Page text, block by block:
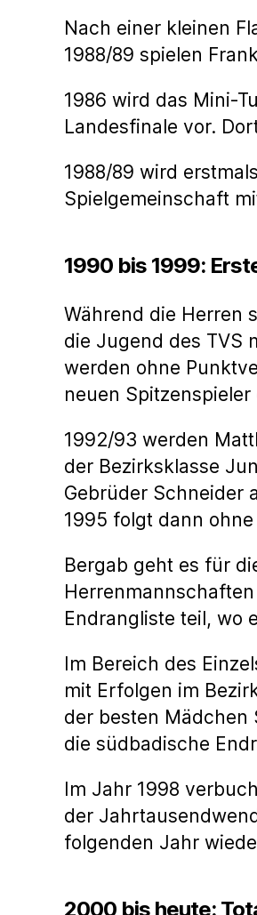
Nach einer kleinen
1988/89 spielen
1986 wird das Mini-
Landesfinale vor.
1988/89 wird
Spielgemeinschaft
1990 bis 1999:
Während die Herren
die Jugend des TVS
werden ohne
neuen
1992/93 werden
der Bezirksklasse
Gebrüder Schneider
1995 folgt dann
Bergab geht es für
Endrangliste teil, wo
Im Bereich des
mit Erfolgen im
der besten Mädchen
die südbadische
Im Jahr 1998
der
folgenden Jahr
2000 bis heute: